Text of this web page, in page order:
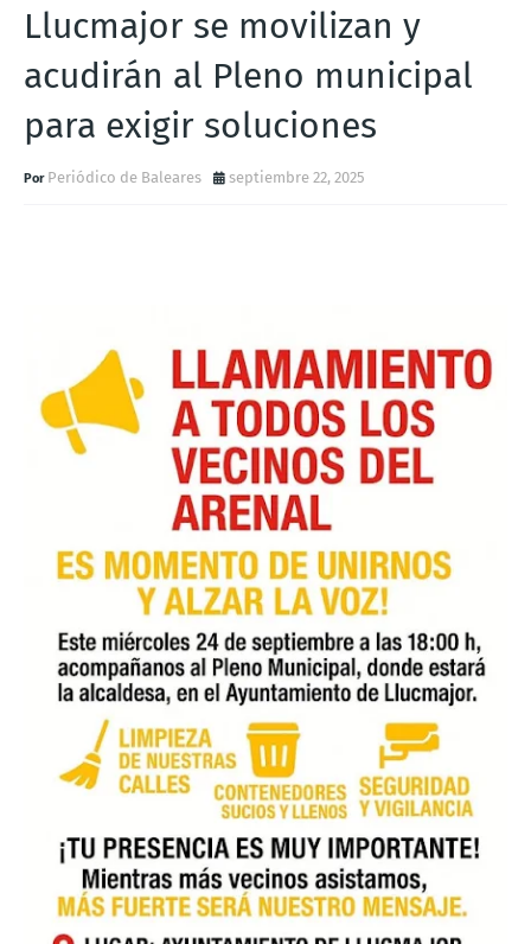
Llucmajor se movilizan y
acudirán al Pleno municipal
para exigir soluciones
Periódico de Baleares septiembre 22, 2025